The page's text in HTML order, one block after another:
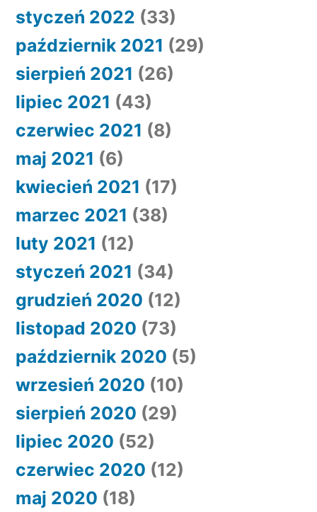
styczeń 2022 (33)
październik 2021 (29)
sierpień 2021 (26)
lipiec 2021 (43)
czerwiec 2021 (8)
maj 2021 (6)
kwiecień 2021 (17)
marzec 2021 (38)
luty 2021 (12)
styczeń 2021 (34)
grudzień 2020 (12)
listopad 2020 (73)
październik 2020 (5)
wrzesień 2020 (10)
sierpień 2020 (29)
lipiec 2020 (52)
czerwiec 2020 (12)
maj 2020 (18)